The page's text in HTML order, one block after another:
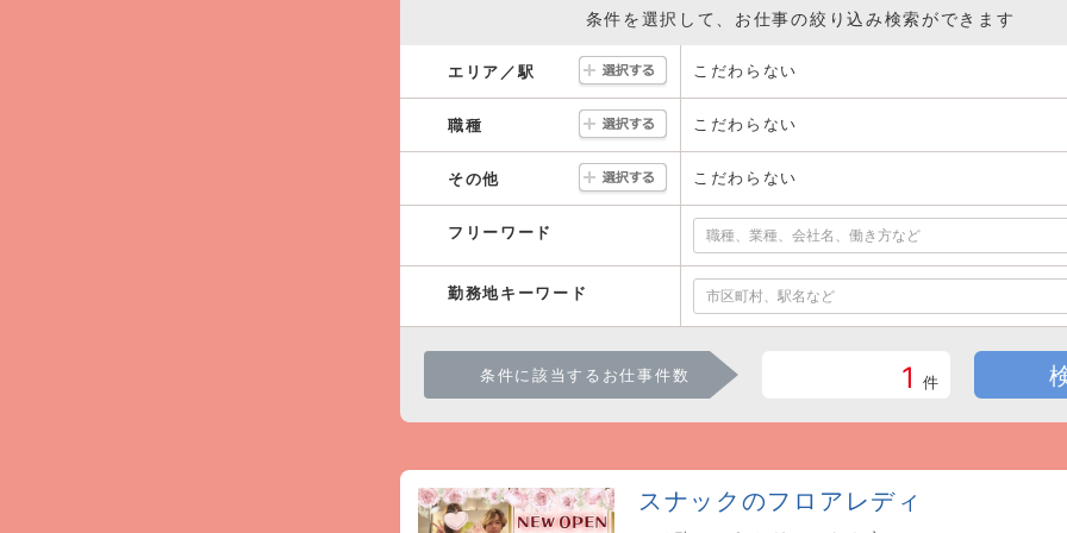
条件を選択して、お仕事の絞り込み検索ができます
エリア／駅 こだわらない
職種 こだわらない
その他 こだわらない
フリーワード
勤務地キーワード
条件に該当するお仕事件数 1 件
スナックのフロアレディ